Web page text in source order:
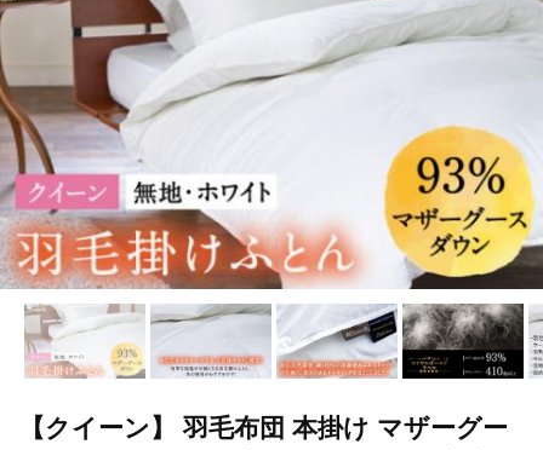
【クイーン】 羽毛布団 本掛け マザーグー